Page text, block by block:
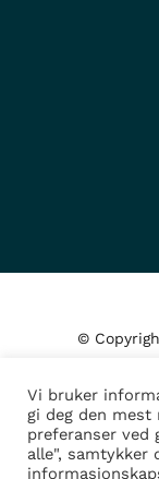
©
Vi bruker
gi deg den mest
preferanser ved
alle", samtykker